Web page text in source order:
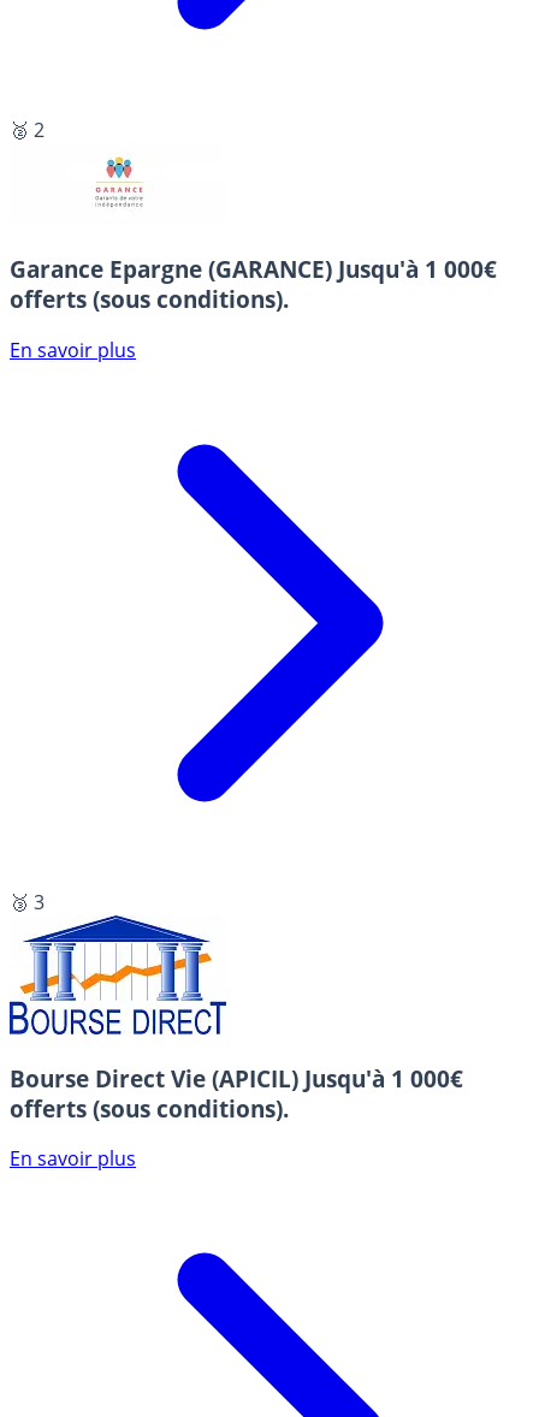
🥈 2
Garance Epargne (GARANCE) Jusqu'à 1 000€
offerts (sous conditions).
En savoir plus
🥉 3
Bourse Direct Vie (APICIL) Jusqu'à 1 000€
offerts (sous conditions).
En savoir plus